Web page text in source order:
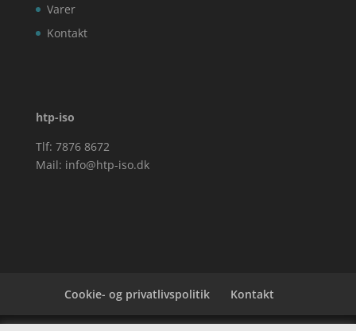
Varer
Kontakt
htp-iso
Tlf: 7876 8672
Mail: info@htp-iso.dk
Cookie- og privatlivspolitik Kontakt